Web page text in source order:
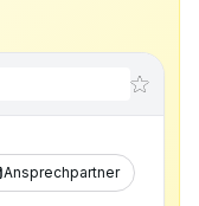
Ansprechpartner